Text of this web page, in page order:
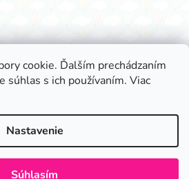
cookie. Ďalším prechádzaním
s ich používaním. Viac
Nastavenie
Súhlasím
vyhradené.